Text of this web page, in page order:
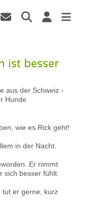
ist besser
aus der Schweiz -
Hunde
wie es Rick geht!
in der Nacht.
Er nimmt
sich besser fühlt.
tut er gerne, kurz